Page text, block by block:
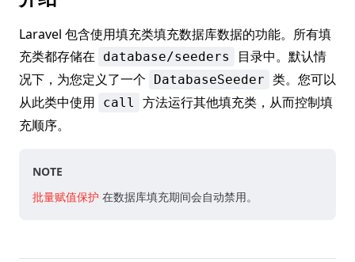
Laravel 包含使用填充类填充数据库数据的功能。所有填
充类都存储在
database/seeders
目录中。默认情
况下，为您定义了一个
DatabaseSeeder 类。您可以
从此类中使用
call
方法运行其他填充类，从而控制填
充顺序。
NOTE
批量赋值保护 在数据库填充期间会自动禁用。